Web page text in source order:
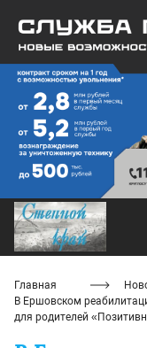
Главная
В Ершовском
для родителей